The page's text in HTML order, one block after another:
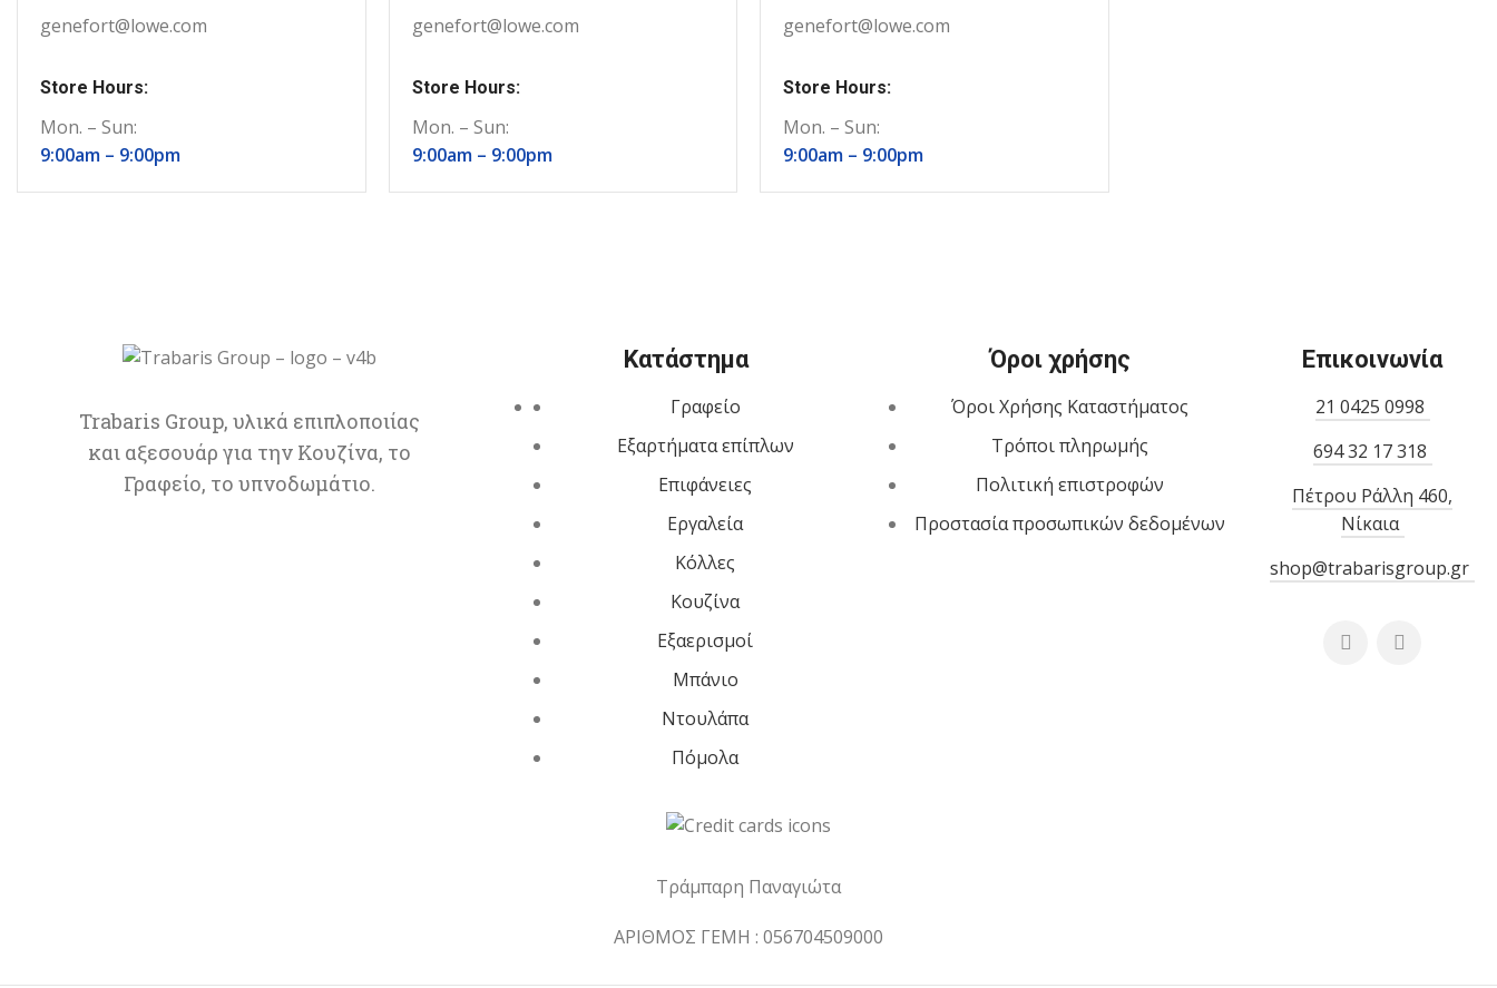
genefort@lowe.com
Store Hours:
Mon. – Sun:
9:00am – 9:00pm
genefort@lowe.com
Store Hours:
Mon. – Sun:
9:00am – 9:00pm
genefort@lowe.com
Store Hours:
Mon. – Sun:
9:00am – 9:00pm
Trabaris Group, υλικά επιπλοποιίας
και αξεσουάρ για την Κουζίνα, το
Γραφείο, το υπνοδωμάτιο.
Κατάστημα
Γραφείο
Εξαρτήματα επίπλων
Επιφάνειες
Εργαλεία
Κόλλες
Κουζίνα
Εξαερισμοί
Μπάνιο
Ντουλάπα
Πόμολα
Όροι χρήσης
Όροι Χρήσης Καταστήματος
Τρόποι πληρωμής
Πολιτική επιστροφών
Προστασία προσωπικών δεδομένων
Επικοινωνία
21 0425 0998
694 32 17 318
Πέτρου Ράλλη 460,
Νίκαια
shop@trabarisgroup.gr
Τράμπαρη Παναγιώτα
ΑΡΙΘΜΟΣ ΓΕΜΗ : 056704509000